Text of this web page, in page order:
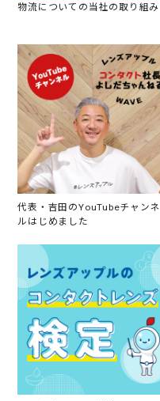
物流についての当社の取り組み
代表・吉田のYouTubeチャンネ
ルはじめました